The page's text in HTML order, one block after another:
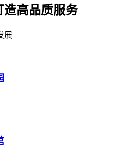
造高品质服务
展